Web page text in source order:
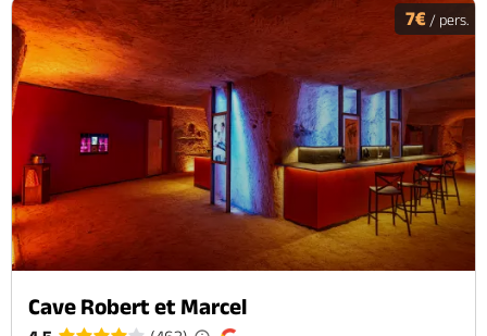
7€ / pers.
Cave Robert et Marcel